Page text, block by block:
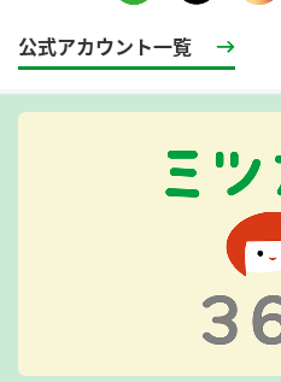
公式アカウント一覧